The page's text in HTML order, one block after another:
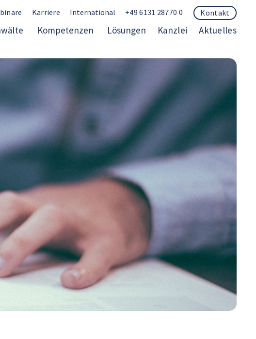
Karriere International +49 6131 28770 0 Kontakt
Kompetenzen Lösungen Kanzlei Aktuelles